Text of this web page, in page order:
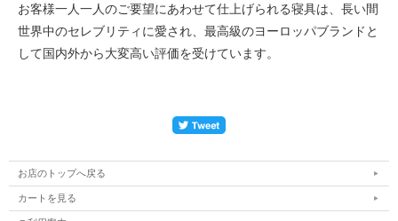
お客様一人一人のご要望にあわせて仕上げられる寝具は、長い間
世界中のセレブリティに愛され、最高級のヨーロッパブランドと
して国内外から大変高い評価を受けています。
お店のトップへ戻る
カートを見る